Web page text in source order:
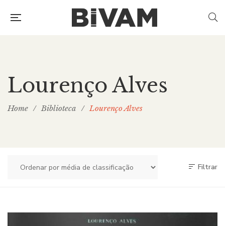
Lourenço Alves
Home / Biblioteca / Lourenço Alves
Filtrar